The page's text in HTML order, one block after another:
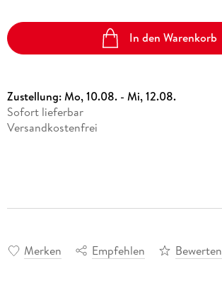
In den Warenkorb
Zustellung:Mo, 10.08. - Mi, 12.08.
Sofort lieferbar
Versandkostenfrei
Merken Empfehlen Bewerten